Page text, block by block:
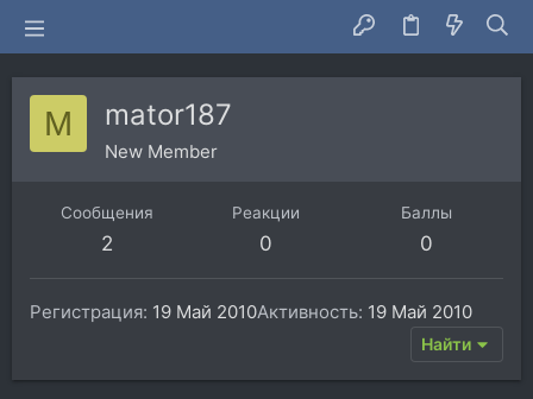
M mator187
New Member
Сообщения
2
Реакции
0
Баллы
0
Регистрация 19 Май 2010Активность 19 Май 2010
Найти